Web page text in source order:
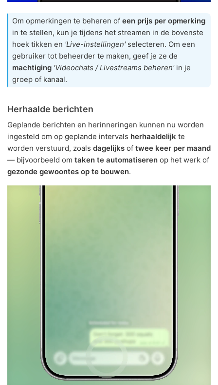
Om opmerkingen te beheren of een prijs per opmerking
in te stellen, kun je tijdens het streamen in de bovenste
hoek tikken en 'Live-instellingen'selecteren. Om een
gebruiker tot beheerder te maken, geef je ze de
machtiging 'Videochats / Livestreams beheren'in je
groep of kanaal.
Herhaalde berichten
Geplande berichten en herinneringen kunnen nu worden
ingesteld om op geplande intervals herhaaldelijk te
worden verstuurd, zoals dagelijks of twee keer per maand
— bijvoorbeeld om taken te automatiseren op het werk of
gezonde gewoontes op te bouwen.